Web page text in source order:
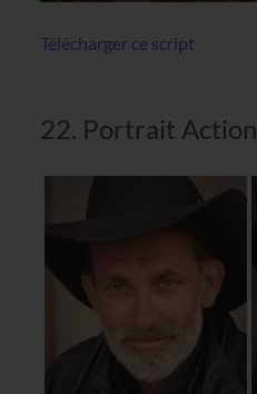
Télécharger ce script
22. Portrait Action